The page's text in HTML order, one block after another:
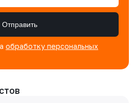
Отправить
обработку персональных